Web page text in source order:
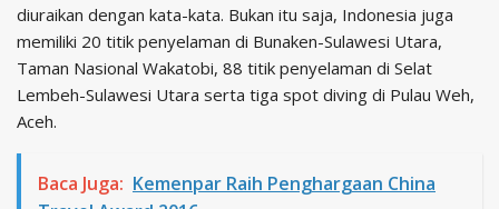
diuraikan dengan kata-kata. Bukan itu saja, Indonesia juga
memiliki 20 titik penyelaman di Bunaken-Sulawesi Utara,
Taman Nasional Wakatobi, 88 titik penyelaman di Selat
Lembeh-Sulawesi Utara serta tiga spot diving di Pulau Weh,
Aceh.
Baca Juga: Kemenpar Raih Penghargaan China